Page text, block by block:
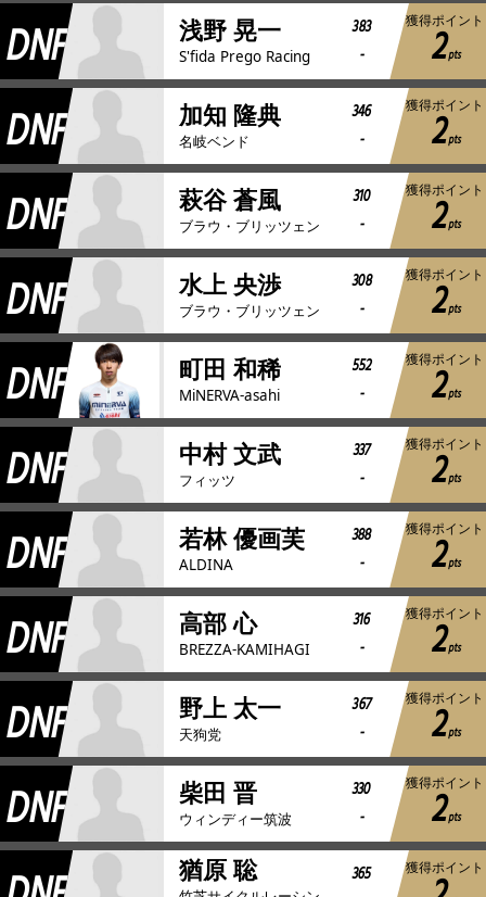
DNF 浅野 晃一
S'fida Prego Racing
383
-
獲得ポイント
2pts
DNF 加知 隆典
名岐ベンド
346
-
獲得ポイント
2pts
DNF 萩谷 蒼風
ブラウ・ブリッツェン
310
-
獲得ポイント
2pts
DNF 水上 央渉
ブラウ・ブリッツェン
308
-
獲得ポイント
2pts
DNF 町田 和稀
MiNERVA-asahi
552
-
獲得ポイント
2pts
DNF 中村 文武
フィッツ
337
-
獲得ポイント
2pts
DNF 若林 優画芙
ALDINA
388
-
獲得ポイント
2pts
DNF 高部 心
BREZZA-KAMIHAGI
316
-
獲得ポイント
2pts
DNF 野上 太一
天狗党
367
-
獲得ポイント
2pts
DNF 柴田 晋
ウィンディー筑波
330
-
獲得ポイント
2pts
猶原 聡
365
獲得ポイント